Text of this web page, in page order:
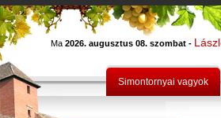
Ma 2026. augusztus 08. szombat -
Simontornyai vagyok